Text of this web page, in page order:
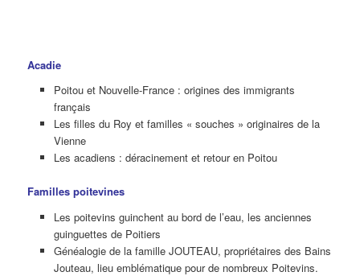
Acadie
Poitou et Nouvelle-France : origines des immigrants
français
Les filles du Roy et familles « souches » originaires de la
Vienne
Les acadiens : déracinement et retour en Poitou
Familles poitevines
Les poitevins guinchent au bord de l’eau, les anciennes
guinguettes de Poitiers
Généalogie de la famille JOUTEAU, propriétaires des Bains
Jouteau, lieu emblématique pour de nombreux Poitevins.